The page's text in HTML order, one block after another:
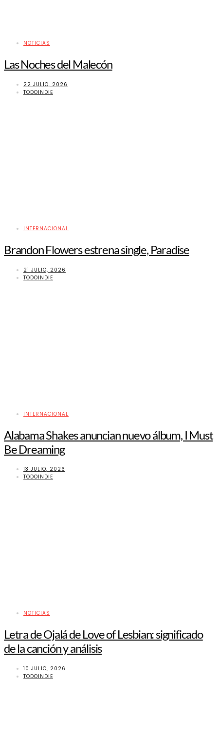
NOTICIAS
Las Noches del Malecón
22 JULIO, 2026
TODOINDIE
INTERNACIONAL
Brandon Flowers estrena single, Paradise
21 JULIO, 2026
TODOINDIE
INTERNACIONAL
Alabama Shakes anuncian nuevo álbum, I Must
Be Dreaming
13 JULIO, 2026
TODOINDIE
NOTICIAS
Letra de Ojalá de Love of Lesbian: significado
de la canción y análisis
10 JULIO, 2026
TODOINDIE